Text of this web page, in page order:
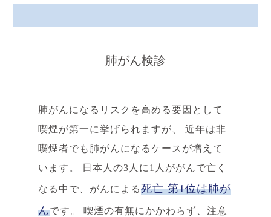
肺がん検診
肺がんになるリスクを高める要因として
喫煙が第一に挙げられますが、 近年は非
喫煙者でも肺がんになるケースが増えて
います。 日本人の3人に1人ががんで亡く
なる中で、がんによる死亡 第1位は肺が
んです。 喫煙の有無にかかわらず、注意